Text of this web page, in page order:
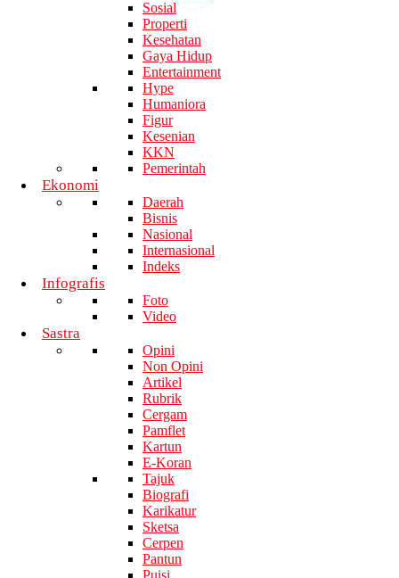
Sosial
Properti
Kesehatan
Gaya Hidup
Entertainment
Hype
Humaniora
Figur
Kesenian
KKN
Pemerintah
Ekonomi
Daerah
Bisnis
Nasional
Internasional
Indeks
Infografis
Foto
Video
Sastra
Opini
Non Opini
Artikel
Rubrik
Cergam
Pamflet
Kartun
E-Koran
Tajuk
Biografi
Karikatur
Sketsa
Cerpen
Pantun
Puisi